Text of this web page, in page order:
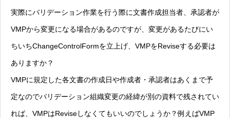
実際にバリデーション作業を行う際に文書作成担当者、承認者が
VMPから変更になる場合があるのですが、変更があるたびにい
ちいちChangeControlFormを立上げ、VMPをReviseする必要は
ありますか？
VMPに規定した各文書の作成日や作成者・承認者はあくまで予
定なのでバリデーション組織変更の経緯が別の資料で残されてい
れば、VMPはReviseしなくてもいいのでしょうか？例えばVMP